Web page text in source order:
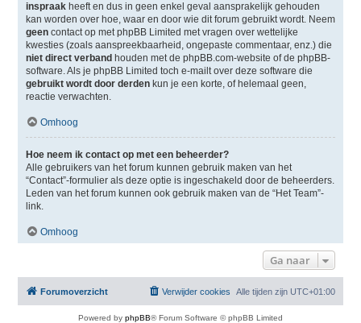
inspraakheeft en dus in geen enkel geval aansprakelijk gehouden
kan worden over hoe, waar en door wie dit forum gebruikt wordt. Neem
geencontact op met phpBB Limited met vragen over wettelijke
kwesties (zoals aanspreekbaarheid, ongepaste commentaar, enz.) die
niet direct verband houden met de phpBB.com-website of de phpBB-
software. Als je phpBB Limited toch e-mailt over deze software die
gebruikt wordt door derdenkun je een korte, of helemaal geen,
reactie verwachten.
Omhoog
Hoe neem ik contact op met een beheerder?
Alle gebruikers van het forum kunnen gebruik maken van het
“Contact”-formulier als deze optie is ingeschakeld door de beheerders.
Leden van het forum kunnen ook gebruik maken van de “Het Team”-
link.
Omhoog
Ga naar
Forumoverzicht Alle tijden zijn UTC+01:00
Verwijder cookies
Powered by phpBB® Forum Software © phpBB Limited